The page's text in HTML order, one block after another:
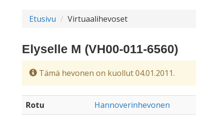
Etusivu Virtuaalihevoset
Elyselle M (VH00-011-6560)
Tämä hevonen on kuollut 04.01.2011.
Rotu
Hannoverinhevonen